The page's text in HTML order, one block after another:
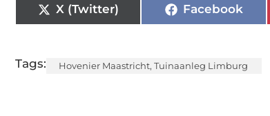
X (Twitter) Facebook
Tags: Hovenier Maastricht, Tuinaanleg Limburg